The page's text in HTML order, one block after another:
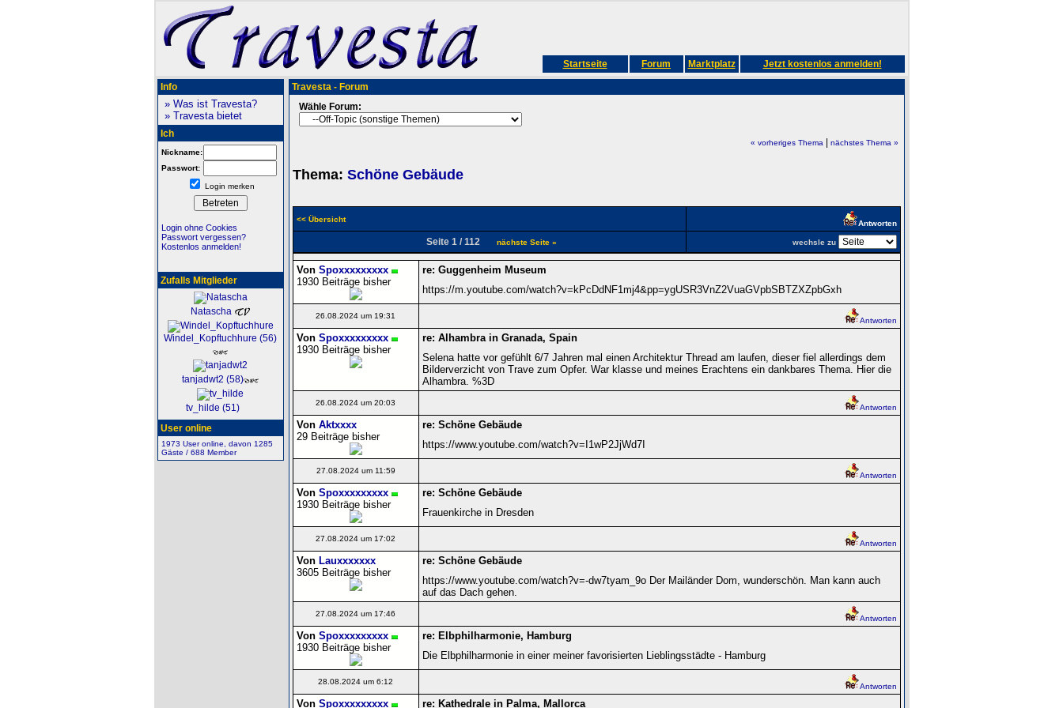
Startseite Forum Marktplatz Jetzt kostenlos anmelden!
Info
» Was ist Travesta?
» Travesta bietet
Ich
Nickname:
Passwort:
Login merken
Login ohne Cookies
Passwort vergessen?
Kostenlos anmelden!
Zufalls Mitglieder
Natascha
Windel_Kopftuchhure (56)
tanjadwt2 (58)
tv_hilde (51)
User online
1973 User online, davon 1285
Gäste / 688 Member
Travesta - Forum
Wähle Forum:
« vorheriges Thema| nächstes Thema »
Thema: Schöne Gebäude
<< Übersicht Antworten
Seite 1 / 112 nächste Seite » wechsle zu
Von Spoxxxxxxxxx
1930 Beiträge bisher
re: Guggenheim Museum
https://m.youtube.com/watch?v=kPcDdNF1mj4&pp=ygUSR3VnZ2VuaGVpbSBTZXZpbGxh
26.08.2024 um 19:31
Antworten
Von Spoxxxxxxxxx
1930 Beiträge bisher
re: Alhambra in Granada, Spain
Selena hatte vor gefühlt 6/7 Jahren mal einen Architektur Thread am laufen, dieser fiel allerdings dem
Bilderverzicht von Trave zum Opfer. War klasse und meines Erachtens ein dankbares Thema. Hier die
Alhambra. %3D
26.08.2024 um 20:03
Antworten
Von Aktxxxx
29 Beiträge bisher
re: Schöne Gebäude
https://www.youtube.com/watch?v=I1wP2JjWd7I
27.08.2024 um 11:59
Antworten
Von Spoxxxxxxxxx
1930 Beiträge bisher
re: Schöne Gebäude
Frauenkirche in Dresden
27.08.2024 um 17:02
Antworten
Von Lauxxxxxxx
3605 Beiträge bisher
re: Schöne Gebäude
https://www.youtube.com/watch?v=-dw7tyam_9o Der Mailänder Dom, wunderschön. Man kann auch
auf das Dach gehen.
27.08.2024 um 17:46
Antworten
Von Spoxxxxxxxxx
1930 Beiträge bisher
re: Elbphilharmonie, Hamburg
Die Elbphilharmonie in einer meiner favorisierten Lieblingsstädte - Hamburg
28.08.2024 um 6:12
Antworten
Von Spoxxxxxxxxx re: Kathedrale in Palma, Mallorca